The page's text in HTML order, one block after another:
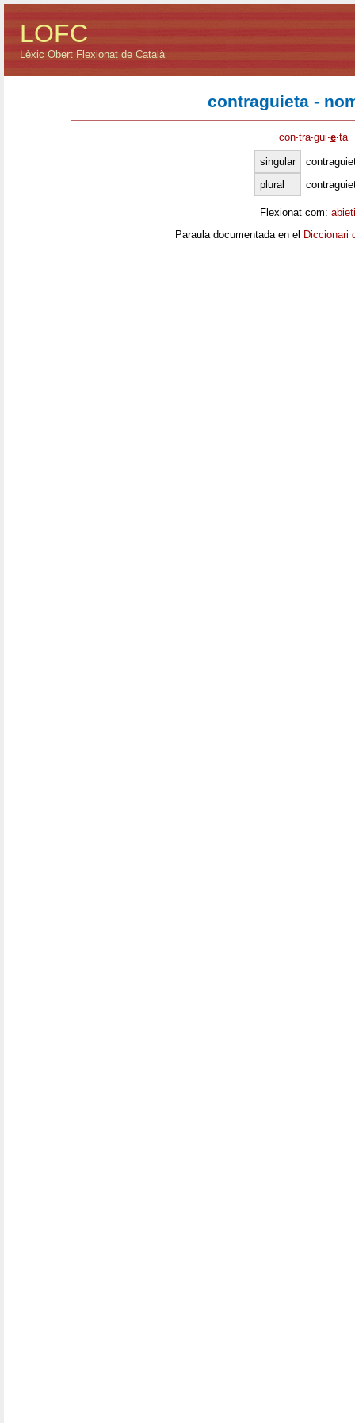
LOFC
Lèxic Obert Flexionat de Català
contraguieta -
con·tra·gui·e·ta
singular
plural
Flexionat com:
Paraula documentada en el Diccionari